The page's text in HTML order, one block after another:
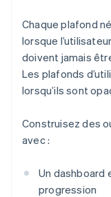
Chaque plafond
lorsque
doivent jamais
Les plafonds
lorsqu’ils sont
Construisez des
avec :
Un dashboard
progression